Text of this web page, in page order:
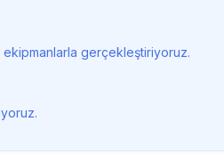
gerçekleştiriyoruz.